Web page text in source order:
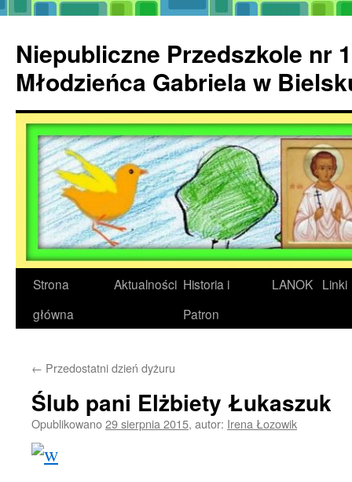
treści
Niepubliczne Przedszkole nr
Młodzieńca Gabriela w
Strona
główna
Aktualności Historia i
Patron
LANOK Linki
← Przedostatni dzień dyżuru
Ślub pani Elżbiety Łukaszuk
Opublikowano29 sierpnia 2015, autor: Irena Łozowik